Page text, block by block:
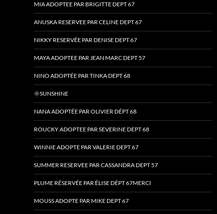
MIA ADOPTEE PAR BRIGITTE DEPT 67
ANUSKA RESERVEE PAR CELINE DEPT 67
NIKKY RESERVÉE PAR DENISE DEPT 67
MAYA ADOPTEE PAR JEAN MARC DEPT 57
NINO ADOPTÉE PAR TINKA DEPT 68
🌞SUNSHINE
NANA ADOPTÉE PAR OLIVIER DÉPT 68
ROUCKY ADOPTEE PAR SEVERINE DEPT 68
WINNIE ADOPTE PAR VALERIE DEPT 67
SUMMER RESERVEE PAR CASSANDRA DEPT 57
PLUME RÉSERVÉE PAR ÉLISE DÉPT 67MERCI
MOUSS ADOPTE PAR MIKE DEPT 67